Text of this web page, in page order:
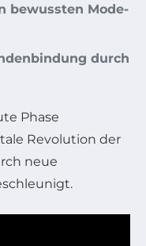
bewussten Mode-
durch
Phase
Revolution der
neue